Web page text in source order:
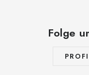
Folge